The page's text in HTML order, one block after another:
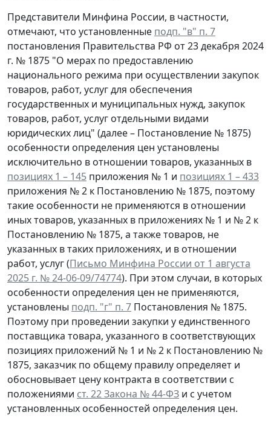
Представители Минфина России, в частности,
отмечают, что установленные подп. "в" п. 7
постановления Правительства РФ от 23 декабря 2024
г. № 1875 "О мерах по предоставлению
национального режима при осуществлении закупок
товаров, работ, услуг для обеспечения
государственных и муниципальных нужд, закупок
товаров, работ, услуг отдельными видами
юридических лиц" (далее – Постановление № 1875)
особенности определения цен установлены
исключительно в отношении товаров, указанных в
позициях 1 – 145 приложения № 1 и позициях 1 – 433
приложения № 2 к Постановлению № 1875, поэтому
такие особенности не применяются в отношении
иных товаров, указанных в приложениях № 1 и № 2 к
Постановлению № 1875, а также товаров, не
указанных в таких приложениях, и в отношении
работ, услуг (Письмо Минфина России от 1 августа
2025 г. № 24-06-09/74774). При этом случаи, в которых
особенности определения цен не применяются,
установлены подп. "г" п. 7 Постановления № 1875.
Поэтому при проведении закупки у единственного
поставщика товара, указанного в соответствующих
позициях приложений № 1 и № 2 к Постановлению №
1875, заказчик по общему правилу определяет и
обосновывает цену контракта в соответствии с
положениями ст. 22 Закона № 44-ФЗ и с учетом
установленных особенностей определения цен.